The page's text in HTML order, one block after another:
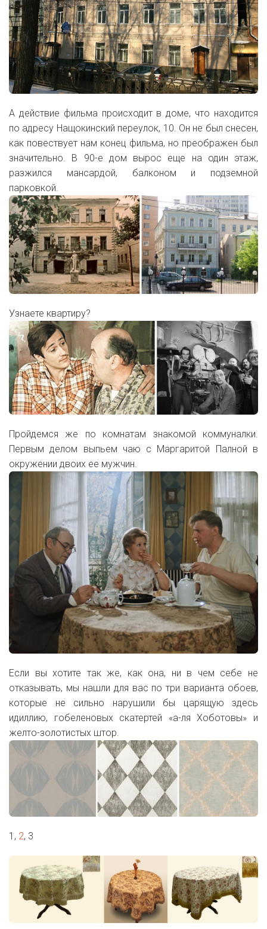
А действие фильма происходит в доме, что находится
по адресу Нащокинский переулок, 10. Он не был снесен,
как повествует нам конец фильма, но преображен был
значительно. В 90-е дом вырос еще на один этаж,
разжился мансардой, балконом и подземной
парковкой.
Узнаете квартиру?
Пройдемся же по комнатам знакомой коммуналки.
Первым делом выпьем чаю с Маргаритой Палной в
окружении двоих ее мужчин.
Если вы хотите так же, как она, ни в чем себе не
отказывать, мы нашли для вас по три варианта обоев,
которые не сильно нарушили бы царящую здесь
идиллию, гобеленовых скатертей «а-ля Хоботовы» и
желто-золотистых штор.
1, 2, 3